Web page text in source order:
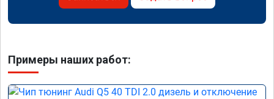
Примеры наших работ: